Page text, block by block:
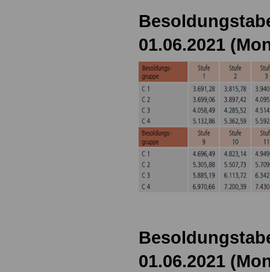
01.06.2021
01.06.2021